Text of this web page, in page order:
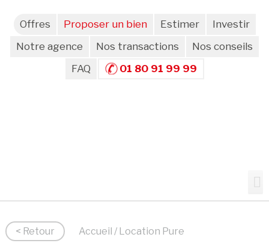
Offres Proposer un bien Estimer
Investir
Notre agence
Nos transactions
Nos conseils
FAQ
01 80 91 99 99
< Retour Accueil / Location Pure